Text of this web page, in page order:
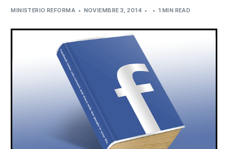
MINISTERIO REFORMA NOVIEMBRE 3, 2014 1 MIN READ